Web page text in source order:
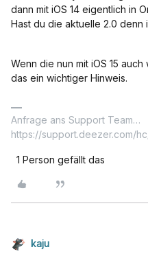
dann mit iOS 14 eigentlich in
Hast du die aktuelle 2.0 denn
Wenn die nun mit iOS 15
das ein wichtiger Hinweis.
Anfrage ans Support Team…
https://support.deezer.com/
1 Person gefällt das
kaju